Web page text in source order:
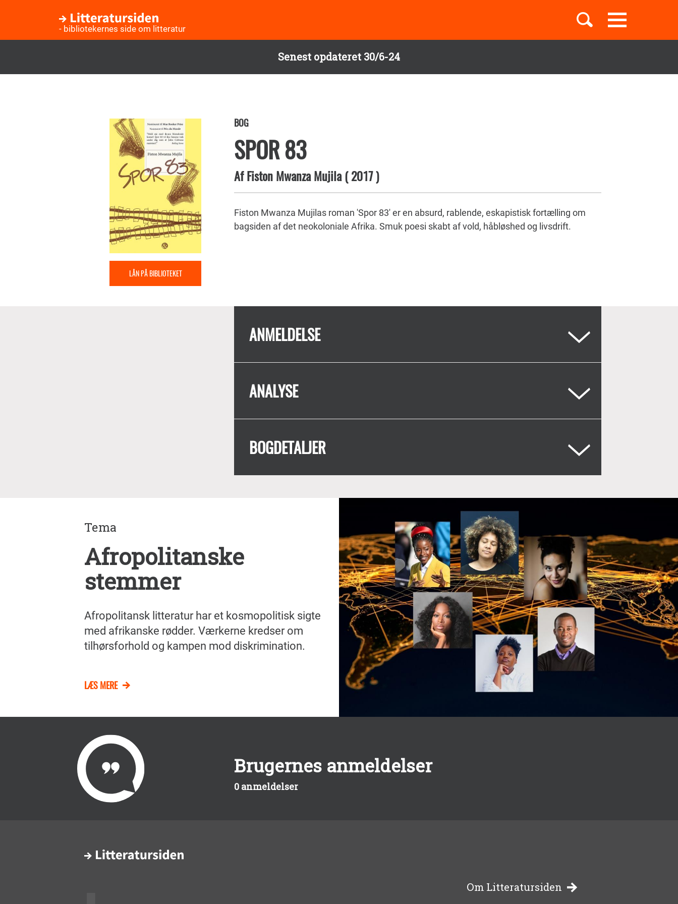
Senest opdateret 30/6-24
Toggle
navigation
- bibliotekernes side om litteratur
Børnebøger
Temaer
LÅN PÅ BIBLIOTEKET
BOG
SPOR 83
AfFiston Mwanza Mujila(2017)
Fiston Mwanza Mujilas roman 'Spor 83'er en absurd, rablende, eskapistisk fortælling om
bagsiden af det neokoloniale Afrika. Smuk poesi skabt af vold, håbløshed og livsdrift.
ANMELDELSE
ANALYSE
BOGDETALJER
Tema
Afropolitanske
stemmer
Afropolitansk litteratur har et kosmopolitisk sigte
med afrikanske rødder. Værkerne kredser om
tilhørsforhold og kampen mod diskrimination.
LÆS MERE
Brugernes anmeldelser
0 anmeldelser
Om Litteratursiden